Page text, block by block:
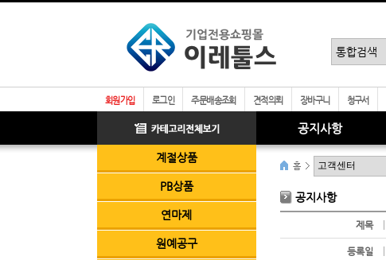
회원가입 로그인 주문배송조회 견적의뢰 장바구니 청구서
계절상품
PB상품
연마제
원예공구
공지사항
홈
공지사항
제목
등록일